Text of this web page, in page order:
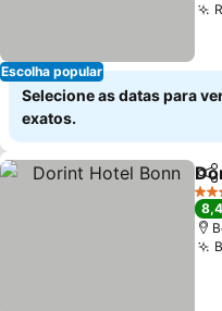
Escolha popular
Selecione as datas para
exatos.
4
8,4